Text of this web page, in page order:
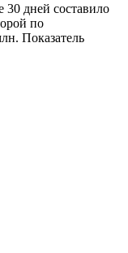
30 дней составило
по
Показатель